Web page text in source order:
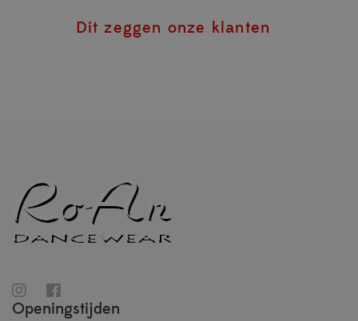
Dit zeggen onze klanten
Openingstijden